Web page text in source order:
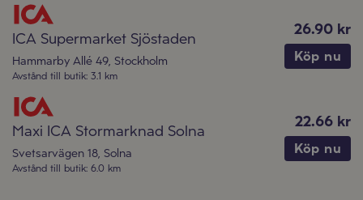
ICA Supermarket Sjöstaden
Hammarby Allé 49, Stockholm
Avstånd till butik: 3.1 km
26.90 kr
Köp nu
Maxi ICA Stormarknad Solna
Svetsarvägen 18, Solna
Avstånd till butik: 6.0 km
22.66 kr
Köp nu